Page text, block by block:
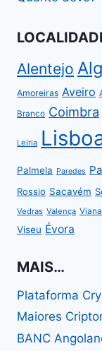
Alentejo
Amoreiras Aveiro
Branco Coimbra
Leiria
Palmela Paredes
Rossio Sacavém
Vedras Valença
Viseu Évora
MAIS…
Plataforma
Maiores
BANC